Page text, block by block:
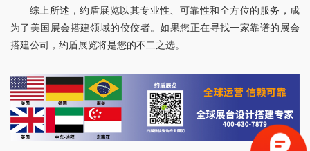
综上所述，约盾展览以其专业性、可靠性和全方位的服务，成
为了美国展会搭建领域的佼佼者。如果您正在寻找一家靠谱的展会
搭建公司，约盾展览将是您的不二之选。